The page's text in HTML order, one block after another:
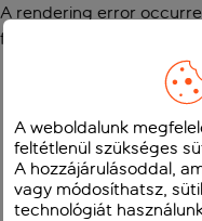
A rendering error
function
A weboldalunk
feltétlenül szükséges
A hozzájárulásoddal,
vagy módosíthatsz,
technológiát